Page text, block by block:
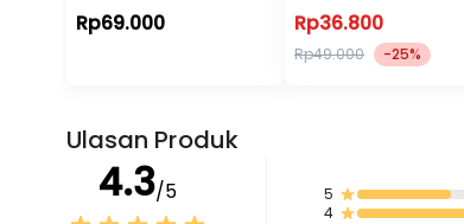
Rp69.000 Rp36.800
Rp49.000 -25%
Ulasan Produk
4.3/5 5
4